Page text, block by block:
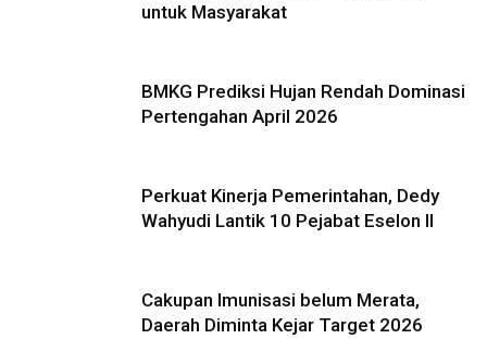
untuk Masyarakat
BMKG Prediksi Hujan Rendah Dominasi
Pertengahan April 2026
Perkuat Kinerja Pemerintahan, Dedy
Wahyudi Lantik 10 Pejabat Eselon II
Cakupan Imunisasi belum Merata,
Daerah Diminta Kejar Target 2026